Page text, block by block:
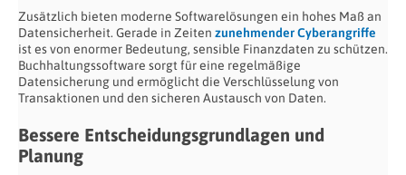
Zusätzlich bieten moderne Softwarelösungen ein hohes Maß an
Datensicherheit. Gerade in Zeiten zunehmender Cyberangriffe
ist es von enormer Bedeutung, sensible Finanzdaten zu schützen.
Buchhaltungssoftware sorgt für eine regelmäßige
Datensicherung und ermöglicht die Verschlüsselung von
Transaktionen und den sicheren Austausch von Daten.
Bessere Entscheidungsgrundlagen und
Planung